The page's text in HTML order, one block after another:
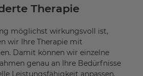
Therapie
möglichst wirkungsvoll ist,
wir Ihre Therapie mit
Damit können wir einzelne
genau an Ihre Bedürfnisse
Leistungsfähigkeit anpassen.